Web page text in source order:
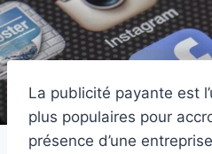
La publicité payante est
plus populaires pour
présence d’une